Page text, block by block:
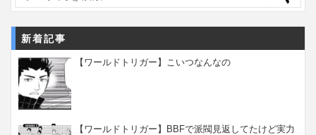
新着記事
【ワールドトリガー】こいつなんなの
【ワールドトリガー】BBFで派閥見返してたけど実力